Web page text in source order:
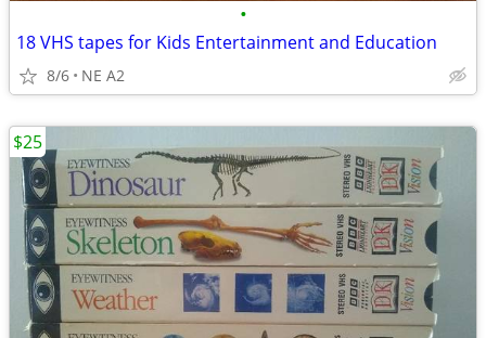
•
18 VHS tapes for Kids Entertainment and Education
8/6 NE A2
$25